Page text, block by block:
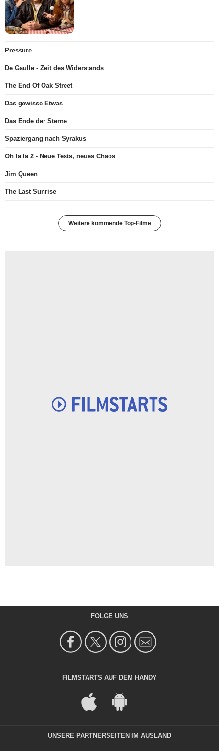
Pressure
De Gaulle - Zeit des Widerstands
The End Of Oak Street
Das gewisse Etwas
Das Ende der Sterne
Spaziergang nach Syrakus
Oh la la 2 - Neue Tests, neues Chaos
Jim Queen
The Last Sunrise
Weitere kommende Top-Filme
FOLGE UNS
FILMSTARTS AUF DEM HANDY
UNSERE PARTNERSEITEN IM AUSLAND